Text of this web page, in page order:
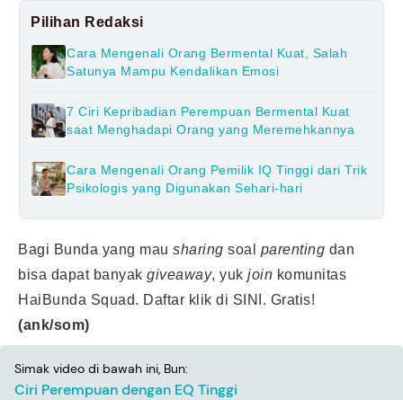
Pilihan Redaksi
Cara Mengenali Orang Bermental Kuat, Salah
Satunya Mampu Kendalikan Emosi
7 Ciri Kepribadian Perempuan Bermental Kuat
saat Menghadapi Orang yang Meremehkannya
Cara Mengenali Orang Pemilik IQ Tinggi dari Trik
Psikologis yang Digunakan Sehari-hari
Bagi Bunda yang mau sharing soal parenting dan
bisa dapat banyak giveaway, yuk join komunitas
HaiBunda Squad. Daftar klik di SINI . Gratis!
(ank/som)
Simak video di bawah ini, Bun:
Ciri Perempuan dengan EQ Tinggi